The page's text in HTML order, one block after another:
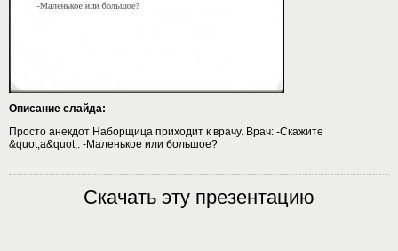
Описание слайда:
Просто анекдот Наборщица приходит к врачу. Врач: -Скажите
&quot;а&quot;. -Маленькое или большое?
Скачать эту презентацию